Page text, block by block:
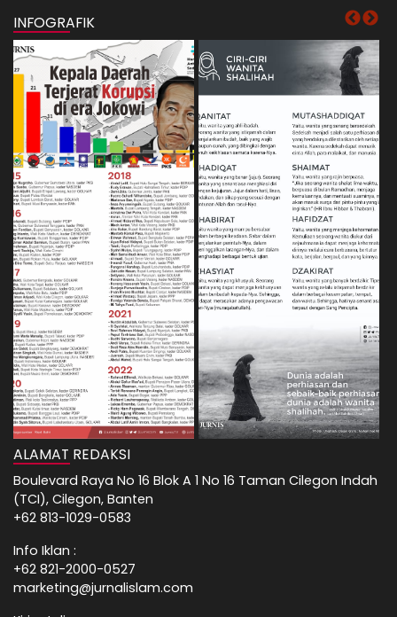
INFOGRAFIK
ALAMAT REDAKSI
Boulevard Raya No 16 Blok A 1 No 16 Taman Cilegon Indah
(TCI), Cilegon, Banten
+62 813-1029-0583
Info Iklan :
+62 821-2000-0527
marketing@jurnalislam.com